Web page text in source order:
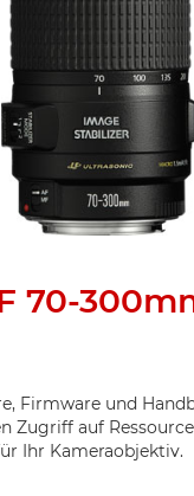
70-
Firmware und
Zugriff auf
Ihr Kameraobjektiv.